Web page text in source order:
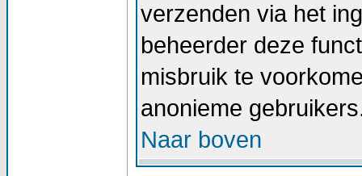
verzenden via het
beheerder deze
misbruik te
anonieme
Naar boven